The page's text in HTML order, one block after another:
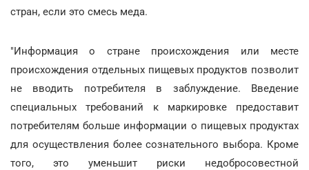
стран, если это смесь меда.
"Информация о стране происхождения или месте
происхождения отдельных пищевых продуктов позволит
не вводить потребителя в заблуждение. Введение
специальных требований к маркировке предоставит
потребителям больше информации о пищевых продуктах
для осуществления более сознательного выбора. Кроме
того, это уменьшит риски недобросовестной